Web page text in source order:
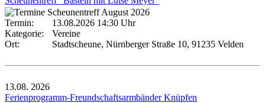
Termin:
13.08.2026 14:30 Uhr
Kategorie:
Vereine
Ort:
Stadtscheune, Nürnberger Straße 10, 91235 Velden
13.08. 2026
Ferienprogramm-Freundschaftsarmbänder Knüpfen